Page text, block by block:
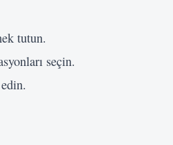
tutun.
seçin.